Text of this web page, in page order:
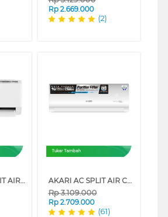
Rp 2.669.000
(2)
LG 1/2 PK AC SPLIT AIR CONDITIONER HERCULES K05NSA
Tukar Tambah
AKARI AC SPLIT AIR CONDITIONER STANDARD R32 PURIFIER SERIES
Rp3.109.000
Rp 2.709.000
(61)